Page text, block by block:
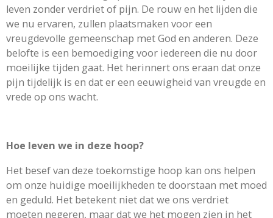
leven zonder verdriet of pijn. De rouw en het lijden die
we nu ervaren, zullen plaatsmaken voor een
vreugdevolle gemeenschap met God en anderen. Deze
belofte is een bemoediging voor iedereen die nu door
moeilijke tijden gaat. Het herinnert ons eraan dat onze
pijn tijdelijk is en dat er een eeuwigheid van vreugde en
vrede op ons wacht.
Hoe leven we in deze hoop?
Het besef van deze toekomstige hoop kan ons helpen
om onze huidige moeilijkheden te doorstaan met moed
en geduld. Het betekent niet dat we ons verdriet
moeten negeren, maar dat we het mogen zien in het